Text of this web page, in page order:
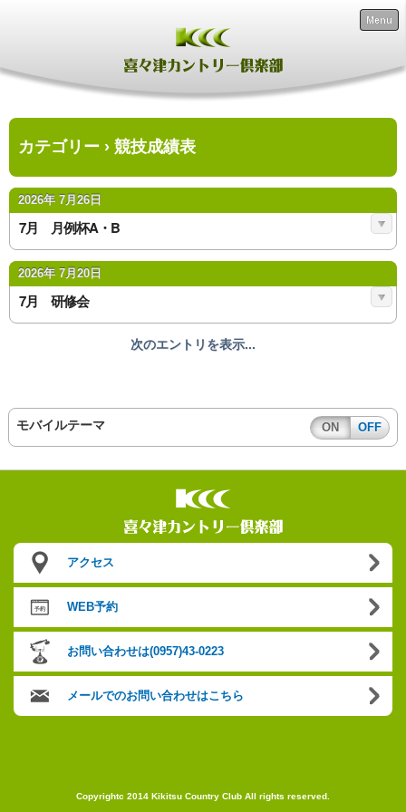
Menu
カテゴリー › 競技成績表
2026年 7月26日
7月 月例杯A・B
2026年 7月20日
7月 研修会
次のエントリを表示...
モバイルテーマ ON OFF
アクセス
WEB予約
お問い合わせは(0957)43-0223
メールでのお問い合わせはこちら
Copyrightc 2014 Kikitsu Country Club All rights reserved.